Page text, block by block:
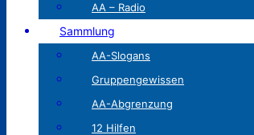
AA – Radio
Sammlung
AA-Slogans
Gruppengewissen
AA-Abgrenzung
12 Hilfen